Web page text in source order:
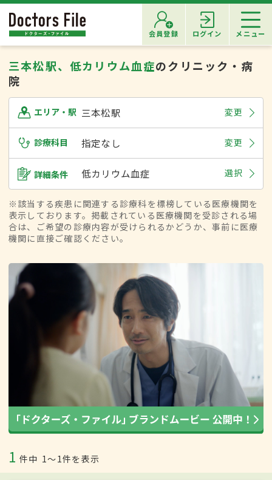
会員登録 ログイン メニュー
三本松駅、低カリウム血症のクリニック・病
院
エリア・駅 三本松駅 変更
診療科目 指定なし 変更
詳細条件 低カリウム血症 選択
※該当する疾患に関連する診療科を標榜している医療機関を
表示しております。掲載されている医療機関を受診される場
合は、ご希望の診療内容が受けられるかどうか、事前に医療
機関に直接ご確認ください。
1 件中 1〜1件を表示